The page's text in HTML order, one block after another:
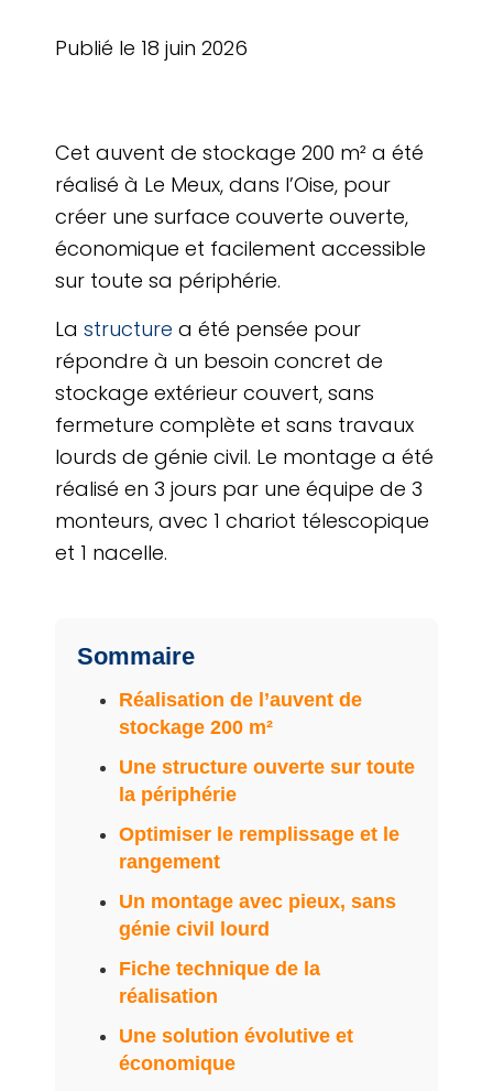
Publié le 18 juin 2026
Cet auvent de stockage 200 m² a été
réalisé à Le Meux, dans l’Oise, pour
créer une surface couverte ouverte,
économique et facilement accessible
sur toute sa périphérie.
La structure a été pensée pour
répondre à un besoin concret de
stockage extérieur couvert, sans
fermeture complète et sans travaux
lourds de génie civil. Le montage a été
réalisé en 3 jours par une équipe de 3
monteurs, avec 1 chariot télescopique
et 1 nacelle.
Sommaire
Réalisation de l’auvent de
stockage 200 m²
Une structure ouverte sur toute
la périphérie
Optimiser le remplissage et le
rangement
Un montage avec pieux, sans
génie civil lourd
Fiche technique de la
réalisation
Une solution évolutive et
économique